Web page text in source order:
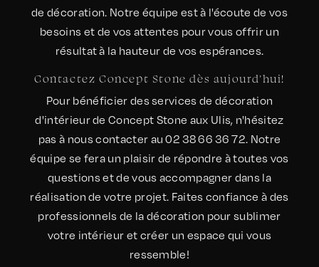
de décoration. Notre équipe est à l'écoute de vos
besoins et de vos attentes pour vous offrir un
résultat à la hauteur de vos espérances.
Contactez Concept Stone dès aujourd'hui!
Pour bénéficier des services de décoration
d'intérieur de Concept Stone aux Ulis, n'hésitez
pas à nous contacter au 02 38 66 36 72. Notre
équipe se fera un plaisir de répondre à toutes vos
questions et de vous accompagner dans la
réalisation de votre projet. Faites confiance à des
professionnels de la décoration pour sublimer
votre intérieur et créer un espace qui vous
ressemble!